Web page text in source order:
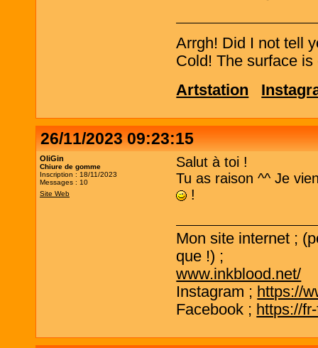
Arrgh! Did I not tell
Cold! The surface
Artstation
26/11/2023 09:23:15
OliGin
Chiure de gomme
Inscription : 18/11/2023
Messages : 10
Site Web
Salut à toi !
Tu as raison ^^ Je
!
Mon site internet ;
que !) ;
www.inkblood.net/
Instagram ; https://
Facebook ; https://